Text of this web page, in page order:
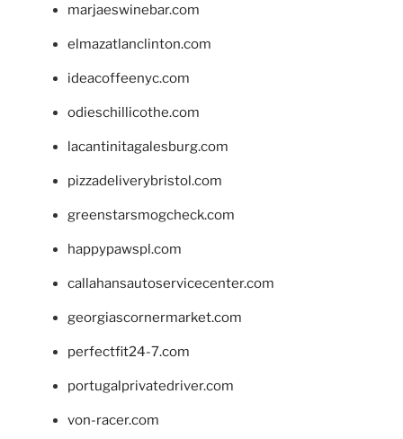
marjaeswinebar.com
elmazatlanclinton.com
ideacoffeenyc.com
odieschillicothe.com
lacantinitagalesburg.com
pizzadeliverybristol.com
greenstarsmogcheck.com
happypawspl.com
callahansautoservicecenter.com
georgiascornermarket.com
perfectfit24-7.com
portugalprivatedriver.com
von-racer.com